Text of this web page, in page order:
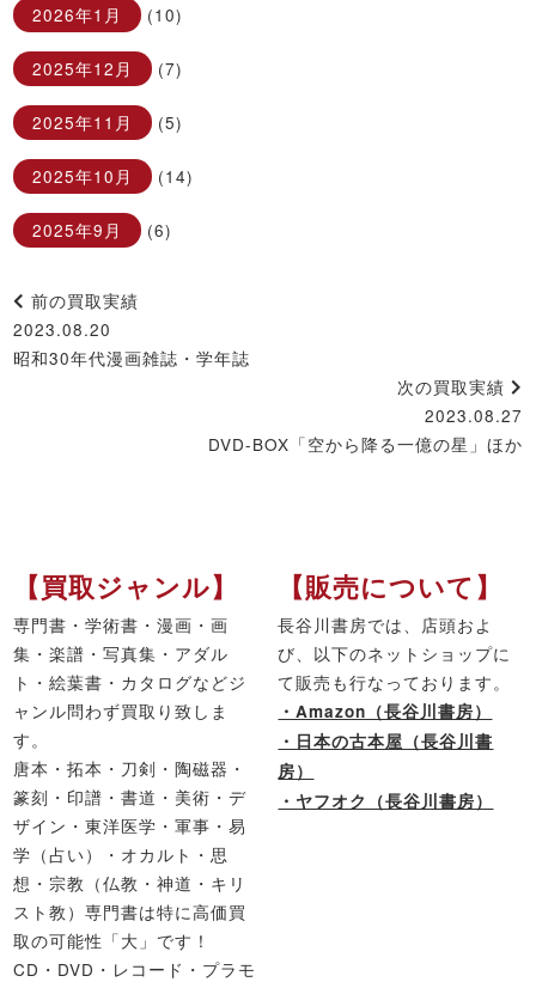
2026年1月 (10)
2025年12月 (7)
2025年11月 (5)
2025年10月 (14)
2025年9月 (6)
前の買取実績
2023.08.20
昭和30年代漫画雑誌・学年誌
次の買取実績
2023.08.27
DVD-BOX「空から降る一億の星」ほか
【買取ジャンル】
専門書・学術書・漫画・画
集・楽譜・写真集・アダル
ト・絵葉書・カタログなどジ
ャンル問わず買取り致しま
す。
唐本・拓本・刀剣・陶磁器・
篆刻・印譜・書道・美術・デ
ザイン・東洋医学・軍事・易
学（占い）・オカルト・思
想・宗教（仏教・神道・キリ
スト教）専門書は特に高価買
取の可能性「大」です！
CD・DVD・レコード・プラモ
【販売について】
長谷川書房では、店頭およ
び、以下のネットショップに
て販売も行なっております。
・Amazon（長谷川書房）
・日本の古本屋（長谷川書
房）
・ヤフオク（長谷川書房）